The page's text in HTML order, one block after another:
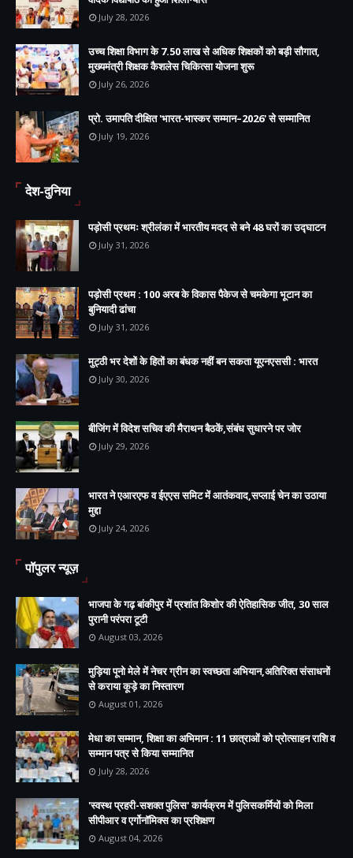
July 28, 2026
उच्च शिक्षा विभाग के 7.50 लाख से अधिक शिक्षकों को बड़ी सौगात,
मुख्यमंत्री शिक्षक कैशलेस चिकित्सा योजना शुरू
July 26, 2026
प्रो. उमापति दीक्षित 'भारत-भास्कर सम्मान–2026' से सम्मानित
July 19, 2026
देश-दुनिया
पड़ोसी प्रथमः श्रीलंका में भारतीय मदद से बने 48 घरों का उद्घाटन
July 31, 2026
पड़ोसी प्रथम : 100 अरब के विकास पैकेज से चमकेगा भूटान का
बुनियादी ढांचा
July 31, 2026
मुट्ठी भर देशों के हितों का बंधक नहीं बन सकता यूएनएससी : भारत
July 30, 2026
बीजिंग में विदेश सचिव की मैराथन बैठकें,संबंध सुधारने पर जोर
July 29, 2026
भारत ने एआरएफ व ईएएस समिट में आतंकवाद,सप्लाई चेन का उठाया
मुद्दा
July 24, 2026
पॉपुलर न्यूज़
भाजपा के गढ़ बांकीपुर में प्रशांत किशोर की ऐतिहासिक जीत, 30 साल
पुरानी परंपरा टूटी
August 03, 2026
मुड़िया पूनो मेले में नेचर ग्रीन का स्वच्छता अभियान,अतिरिक्त संसाधनों
से कराया कूड़े का निस्तारण
August 01, 2026
मेधा का सम्मान, शिक्षा का अभिमान : 11 छात्राओं को प्रोत्साहन राशि व
सम्मान पत्र से किया सम्मानित
July 28, 2026
'स्वस्थ प्रहरी-सशक्त पुलिस' कार्यक्रम में पुलिसकर्मियों को मिला
सीपीआर व एर्गोनॉमिक्स का प्रशिक्षण
August 04, 2026